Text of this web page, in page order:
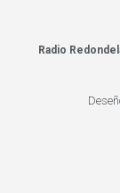
Radio